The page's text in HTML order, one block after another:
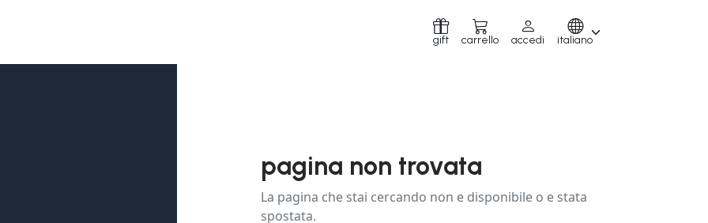
gift carrello accedi italiano
pagina non trovata
La pagina che stai cercando non e disponibile o e stata
spostata.